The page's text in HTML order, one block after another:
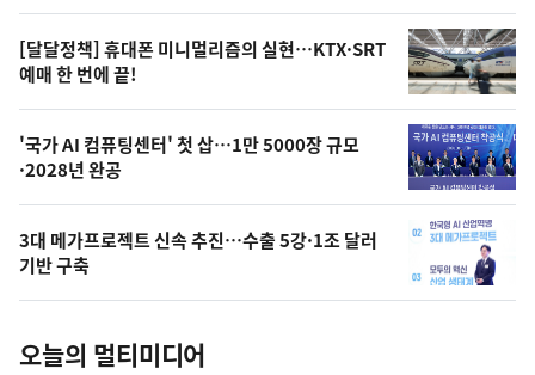
영
상
오
늘
사
진
[달달정책] 휴대폰 미니멀리즘의 실현…KTX·SRT
예매 한 번에 끝!
'국가 AI 컴퓨팅센터' 첫 삽…1만 5000장 규모
·2028년 완공
3대 메가프로젝트 신속 추진…수출 5강·1조 달러
기반 구축
오늘의 멀티미디어